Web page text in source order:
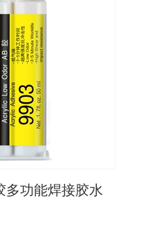
多功能焊接胶水